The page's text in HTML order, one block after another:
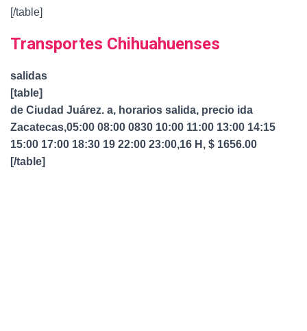
[/table]
Transportes Chihuahuenses
salidas
[table]
de Ciudad Juárez. a, horarios salida, precio ida
Zacatecas,05:00 08:00 0830 10:00 11:00 13:00 14:15
15:00 17:00 18:30 19 22:00 23:00,16 H, $ 1656.00
[/table]